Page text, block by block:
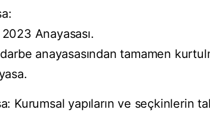
Anayasası.
anayasasından tamamen
Kurumsal yapıların ve seçkinlerin